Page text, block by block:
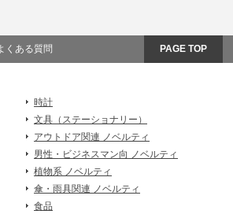
くある質問 PAGE TOP
時計
文具（ステーショナリー）
アウトドア関連 ノベルティ
男性・ビジネスマン向 ノベルティ
植物系 ノベルティ
傘・雨具関連 ノベルティ
食品